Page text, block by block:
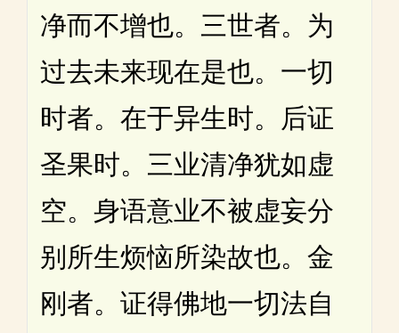
净而不增也。三世者。为
过去未来现在是也。一切
时者。在于异生时。后证
圣果时。三业清净犹如虚
空。身语意业不被虚妄分
别所生烦恼所染故也。金
刚者。证得佛地一切法自